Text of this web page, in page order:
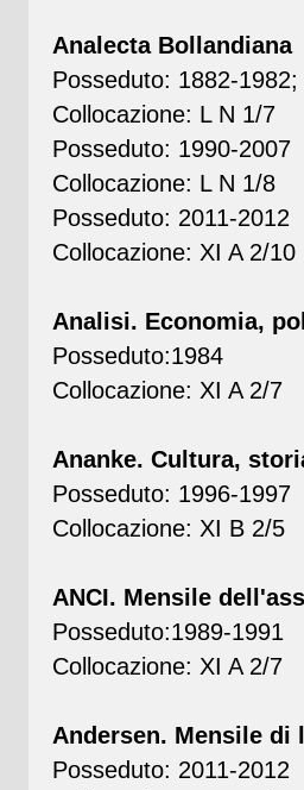
Analecta Bollandiana
Posseduto: 1882-
Collocazione: L N 1/7
Posseduto: 1990-2007
Collocazione: L N 1/8
Posseduto: 2011-2012
Collocazione: XI A 2/10
Analisi. Economia,
Posseduto:1984
Collocazione: XI A 2/7
Ananke. Cultura,
Posseduto: 1996-1997
Collocazione: XI B 2/5
ANCI. Mensile
Posseduto:1989-1991
Collocazione: XI A 2/7
Andersen. Mensile
Posseduto: 2011-2012